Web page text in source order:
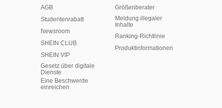
AGB
Studentenrabatt
Newsroom
SHEIN CLUB
SHEIN VIP
Gesetz über digitale
Dienste
Eine Beschwerde
einreichen
Größenberater
Meldung illegaler
Inhalte
Ranking-Richtlinie
​Produktinformationen